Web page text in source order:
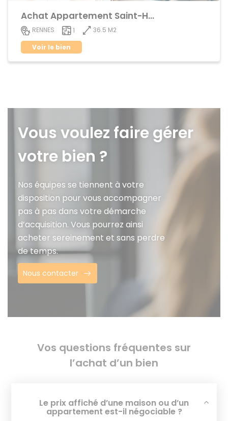
Achat Appartement Saint-Helier
RENNES 1
36.5 M2
Voir le bien
Vous voulez faire gérer
votre bien ?
Nos équipes se tiennent à votre
disposition pour vous accompagner
pas à pas dans votre démarche
d’acquisition. Vous pourrez ainsi
acheter sereinement et sans perdre
de temps.
Nous contacter
Vos questions fréquentes sur
l’achat d’un bien
Le prix affiché d’une maison ou d’un
appartement est-il négociable ?